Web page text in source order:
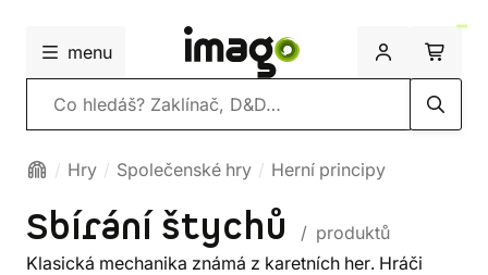
menu
Vyhledávání
Hry Společenské hry Herní principy
Sbírání štychů
/ produktů
Klasická mechanika známá z karetních her. Hráči